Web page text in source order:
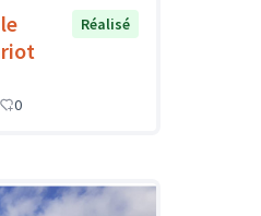
Réalisé
0